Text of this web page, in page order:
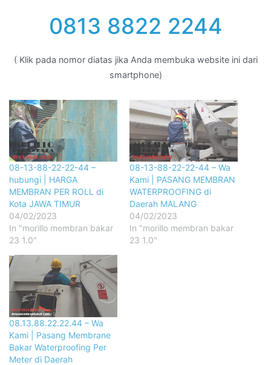
0813 8822 2244
( Klik pada nomor diatas jika Anda membuka website ini dari
smartphone)
08-13-88-22-22-44 –
hubungi | HARGA
MEMBRAN PER ROLL di
Kota JAWA TIMUR
04/02/2023
In "morillo membran bakar
23 1.0"
08-13-88-22-22-44 – Wa
Kami | PASANG MEMBRAN
WATERPROOFING di
Daerah MALANG
04/02/2023
In "morillo membran bakar
23 1.0"
08.13.88.22.22.44 – Wa
Kami | Pasang Membrane
Bakar Waterproofing Per
Meter di Daerah